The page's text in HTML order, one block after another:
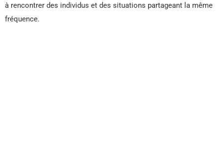
à rencontrer des individus et des situations partageant la même
fréquence.